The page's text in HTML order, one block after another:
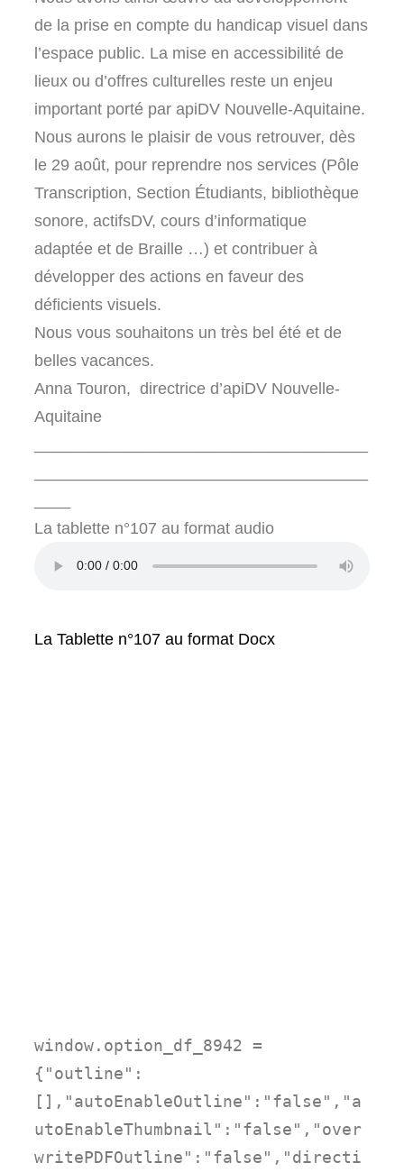
de la prise en compte du handicap visuel dans
l’espace public. La mise en accessibilité de
lieux ou d’offres culturelles reste un enjeu
important porté par apiDV Nouvelle-Aquitaine.
Nous aurons le plaisir de vous retrouver, dès
le 29 août, pour reprendre nos services (Pôle
Transcription, Section Étudiants, bibliothèque
sonore, actifsDV, cours d’informatique
adaptée et de Braille …) et contribuer à
développer des actions en faveur des
déficients visuels.
Nous vous souhaitons un très bel été et de
belles vacances.
Anna Touron, directrice d’apiDV Nouvelle-
Aquitaine
La tablette n°107 au format audio
La Tablette n°107 au format Docx
window.option_df_8942 =
{"outline":
[],"autoEnableOutline":"false","a
utoEnableThumbnail":"false","over
writePDFOutline":"false","directi